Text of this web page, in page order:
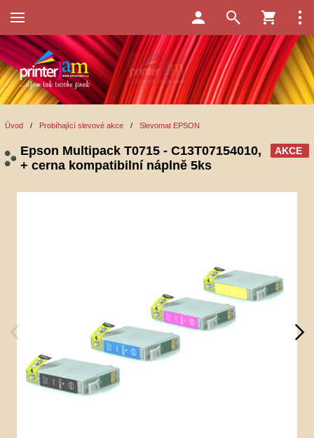
Úvod / Probíhající slevové akce / Slevomat EPSON
AKCE
Epson Multipack T0715 - C13T07154010,
+ cerna kompatibilní náplně 5ks